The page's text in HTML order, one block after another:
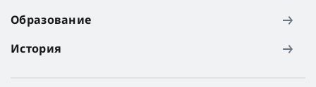
Образование
История